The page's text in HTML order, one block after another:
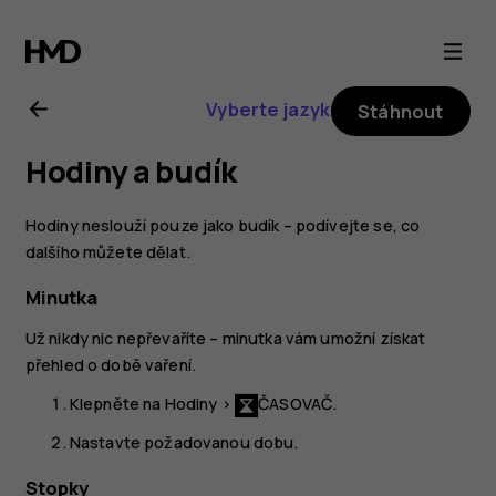
Uživatelská
příručka
k telefonu
Nokia 8.1
Vyberte jazyk Stáhnout
Hodiny a budík
Hodiny neslouží pouze jako budík – podívejte se, co
dalšího můžete dělat.
Minutka
Už nikdy nic nepřevaříte – minutka vám umožní získat
přehled o době vaření.
Klepněte na Hodiny > ČASOVAČ.
Nastavte požadovanou dobu.
Stopky